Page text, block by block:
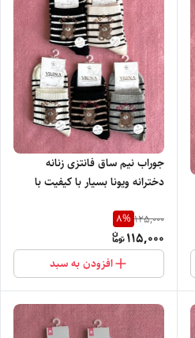
جوراب نیم ساق فانتزی زنانه
دخترانه ویونا بسیار با کیفیت با
125,000
8%
115,000
افزودن به سبد